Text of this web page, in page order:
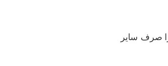
صرف سایر